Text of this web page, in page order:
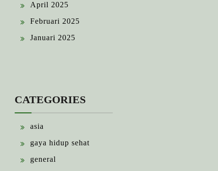
April 2025
Februari 2025
Januari 2025
CATEGORIES
asia
gaya hidup sehat
general